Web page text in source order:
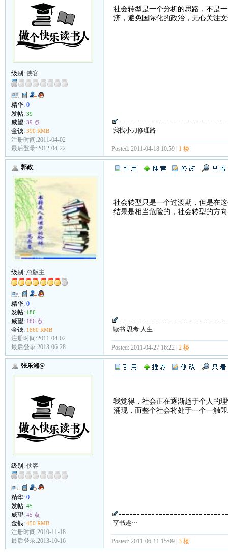
级别: 侠客
精华: 0
发帖: 39
威望: 39 点
金钱: 390 RMB
注册时间:2011-04-02
最后登录:2012-04-22
社会转型是一个分析的思路，不是
济，避免国际化的政治，无心关注
我找小刀修理路
Posted: 2011-04-18 10:59 | 1 楼
郭政
级别: 总版主
精华: 0
发帖: 186
威望: 186 点
金钱: 1860 RMB
注册时间:2011-04-02
最后登录:2013-06-28
社会转型只是一个过渡期，但是在
结果是相当危险的，社会转型的方
读书 思考 人生
Posted: 2011-04-27 16:22 | 2 楼
张乐湘@
级别: 侠客
精华: 0
发帖: 45
威望: 45 点
金钱: 450 RMB
注册时间:2010-11-18
最后登录:2013-10-16
我觉得，社会正在逐渐趋于个人的
涌现，而整个社会将处于一个一触
享书趣···
Posted: 2011-06-11 15:09 | 3 楼